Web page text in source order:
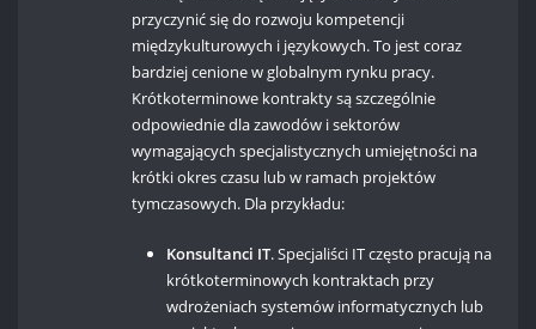
przyczynić się do rozwoju kompetencji
międzykulturowych i językowych. To jest coraz
bardziej cenione w globalnym rynku pracy.
Krótkoterminowe kontrakty są szczególnie
odpowiednie dla zawodów i sektorów
wymagających specjalistycznych umiejętności na
krótki okres czasu lub w ramach projektów
tymczasowych. Dla przykładu:
Konsultanci IT. Specjaliści IT często pracują na
krótkoterminowych kontraktach przy
wdrożeniach systemów informatycznych lub